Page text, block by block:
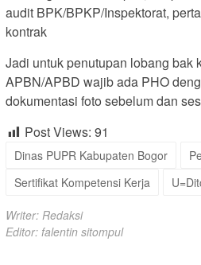
audit BPK/BPKP/Inspektorat,
kontrak
Jadi untuk penutupan lobang bak
APBN/APBD wajib ada PHO
dokumentasi foto sebelum dan
Post Views: 91
Dinas PUPR Kabupaten Bogor
Sertifikat Kompetensi Kerja
Writer: Redaksi
Editor: falentin sitompul